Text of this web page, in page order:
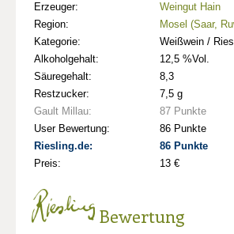
Erzeuger:
Weingut Hain
Region:
Mosel (Saar,
Kategorie:
Weißwein /
Alkoholgehalt:
12,5 %Vol.
Säuregehalt:
8,3
Restzucker:
7,5 g
Gault Millau:
87 Punkte
User Bewertung:
86 Punkte
Riesling.de:
86 Punkte
Preis:
13 €
Bewertung